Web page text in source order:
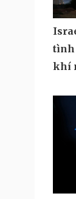
tình
khí